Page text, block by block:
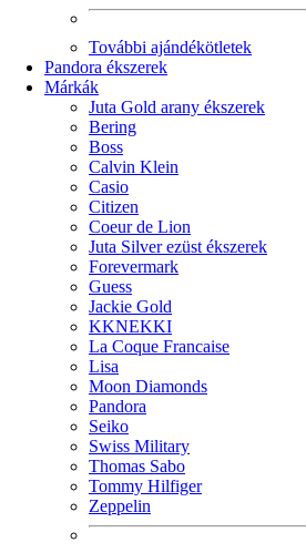
További ajándékötletek
Pandora ékszerek
Márkák
Juta Gold arany ékszerek
Bering
Boss
Calvin Klein
Casio
Citizen
Coeur de Lion
Juta Silver ezüst ékszerek
Forevermark
Guess
Jackie Gold
KKNEKKI
La Coque Francaise
Lisa
Moon Diamonds
Pandora
Seiko
Swiss Military
Thomas Sabo
Tommy Hilfiger
Zeppelin